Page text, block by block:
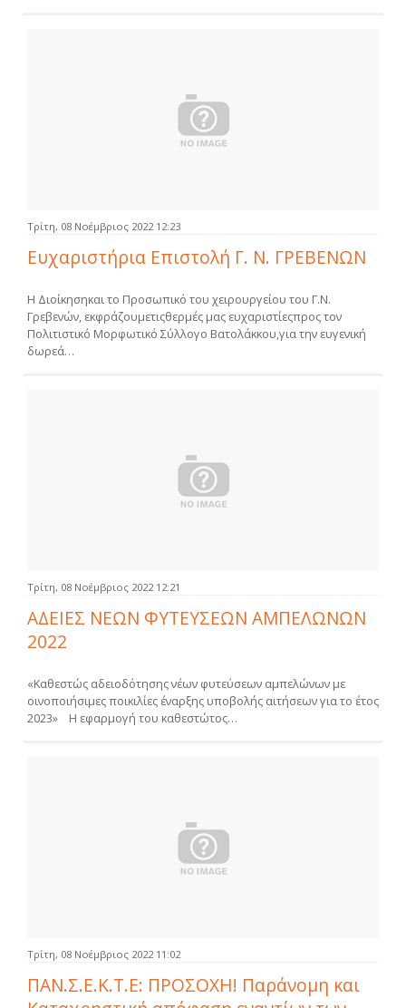
Τρίτη, 08 Νοέμβριος 2022 12:23
Ευχαριστήρια Επιστολή Γ. Ν. ΓΡΕΒΕΝΩΝ
Η Διοίκησηκαι το Προσωπικό του χειρουργείου του Γ.Ν.
Γρεβενών, εκφράζουμετιςθερμές μας ευχαριστίεςπρος τον
Πολιτιστικό Μορφωτικό Σύλλογο Βατολάκκου,για την ευγενική
δωρεά…
Τρίτη, 08 Νοέμβριος 2022 12:21
ΑΔΕΙΕΣ ΝΕΩΝ ΦΥΤΕΥΣΕΩΝ ΑΜΠΕΛΩΝΩΝ
2022
«Καθεστώς αδειοδότησης νέων φυτεύσεων αμπελώνων με
οινοποιήσιμες ποικιλίες έναρξης υποβολής αιτήσεων για το έτος
2023» Η εφαρμογή του καθεστώτος…
Τρίτη, 08 Νοέμβριος 2022 11:02
ΠΑΝ.Σ.Ε.Κ.Τ.Ε: ΠΡΟΣΟΧΗ! Παράνομη και